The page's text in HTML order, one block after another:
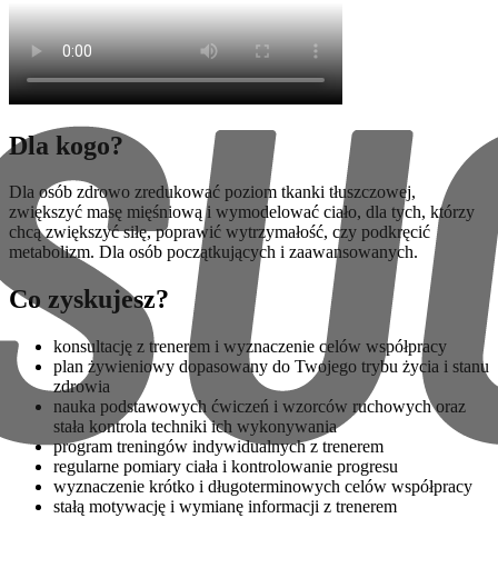
Dla kogo?
Dla osób zdrowo zredukować poziom tkanki tłuszczowej,
zwiększyć masę mięśniową i wymodelować ciało, dla tych, którzy
chcą zwiększyć siłę, poprawić wytrzymałość, czy podkręcić
metabolizm. Dla osób początkujących i zaawansowanych.
Co zyskujesz?
konsultację z trenerem i wyznaczenie celów współpracy
plan żywieniowy dopasowany do Twojego trybu życia i stanu
zdrowia
nauka podstawowych ćwiczeń i wzorców ruchowych oraz
stała kontrola techniki ich wykonywania
program treningów indywidualnych z trenerem
regularne pomiary ciała i kontrolowanie progresu
wyznaczenie krótko i długoterminowych celów współpracy
stałą motywację i wymianę informacji z trenerem